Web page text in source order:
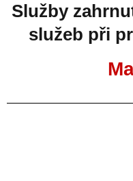
Služby
služeb při